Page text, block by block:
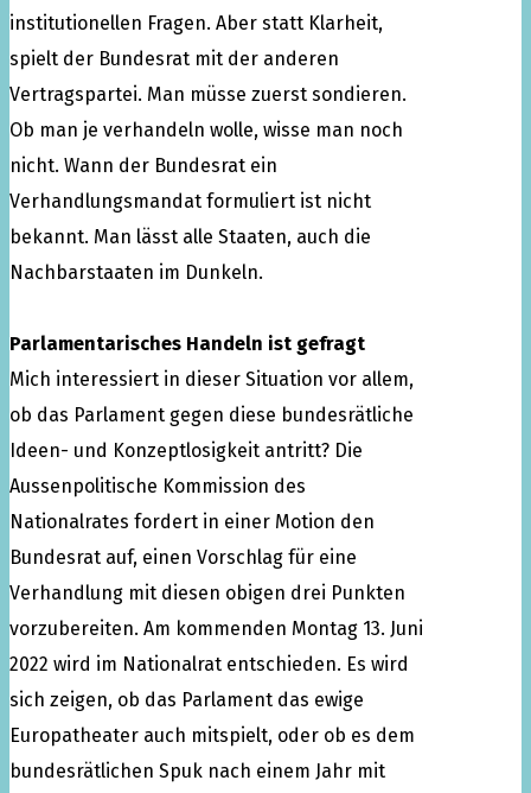
institutionellen Fragen. Aber statt Klarheit,
spielt der Bundesrat mit der anderen
Vertragspartei. Man müsse zuerst sondieren.
Ob man je verhandeln wolle, wisse man noch
nicht. Wann der Bundesrat ein
Verhandlungsmandat formuliert ist nicht
bekannt. Man lässt alle Staaten, auch die
Nachbarstaaten im Dunkeln.
Parlamentarisches Handeln ist gefragt
Mich interessiert in dieser Situation vor allem,
ob das Parlament gegen diese bundesrätliche
Ideen- und Konzeptlosigkeit antritt? Die
Aussenpolitische Kommission des
Nationalrates fordert in einer Motion den
Bundesrat auf, einen Vorschlag für eine
Verhandlung mit diesen obigen drei Punkten
vorzubereiten. Am kommenden Montag 13. Juni
2022 wird im Nationalrat entschieden. Es wird
sich zeigen, ob das Parlament das ewige
Europatheater auch mitspielt, oder ob es dem
bundesrätlichen Spuk nach einem Jahr mit